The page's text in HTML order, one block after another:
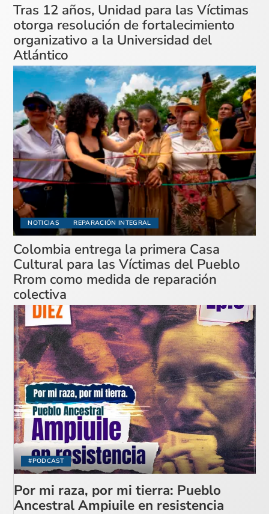
Tras 12 años, Unidad para las Víctimas
otorga resolución de fortalecimiento
organizativo a la Universidad del
Atlántico
NOTICIAS REPARACIÓN INTEGRAL
Colombia entrega la primera Casa
Cultural para las Víctimas del Pueblo
Rrom como medida de reparación
colectiva
#PODCAST
Por mi raza, por mi tierra: Pueblo
Ancestral Ampiuile en resistencia